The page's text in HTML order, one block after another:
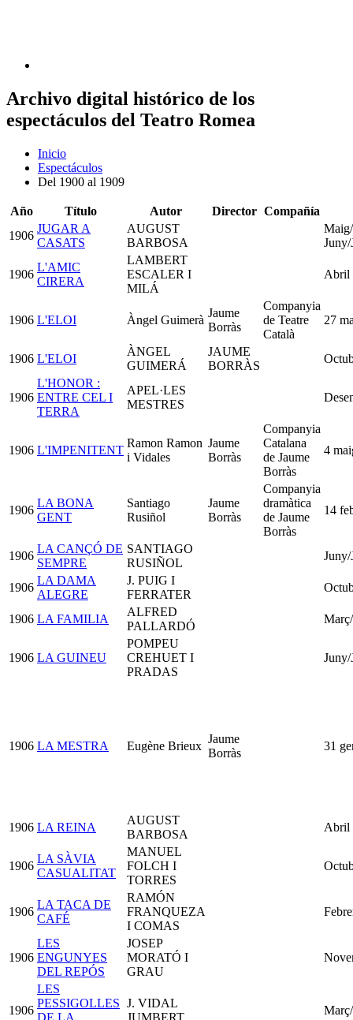
Archivo digital histórico de los
espectáculos del Teatro Romea
Inicio
Espectáculos
Del 1900 al 1909
Año Título Autor Director Compañía
1906
JUGAR A
CASATS
AUGUST
BARBOSA
1906
L'AMIC
CIRERA
LAMBERT
ESCALER I
MILÁ
Abril
1906 L'ELOI Àngel Guimerà
Jaume
Borràs
Companyia
de Teatre
Català
27
1906 L'ELOI
ÀNGEL
GUIMERÁ
JAUME
BORRÀS
1906
L'HONOR :
ENTRE CEL I
TERRA
APEL·LES
MESTRES
1906 L'IMPENITENT
Ramon Ramon
i Vidales
Jaume
Borràs
Companyia
Catalana
de Jaume
Borràs
4
1906
LA BONA
GENT
Santiago
Rusiñol
Jaume
Borràs
Companyia
dramàtica
de Jaume
Borràs
14
1906
LA CANÇÓ DE
SEMPRE
SANTIAGO
RUSIÑOL
1906
LA DAMA
ALEGRE
J. PUIG I
FERRATER
1906 LA FAMILIA
ALFRED
PALLARDÓ
1906 LA GUINEU
POMPEU
CREHUET I
PRADAS
1906 LA MESTRA Eugène Brieux
Jaume
Borràs
31
1906 LA REINA
AUGUST
BARBOSA
Abril
1906
LA SÀVIA
CASUALITAT
MANUEL
FOLCH I
TORRES
1906
LA TACA DE
CAFÉ
RAMÓN
FRANQUEZA
I COMAS
1906
LES
ENGUNYES
DEL REPÓS
JOSEP
MORATÓ I
GRAU
1906
LES
PESSIGOLLES
DE LA
J. VIDAL
JUMBERT